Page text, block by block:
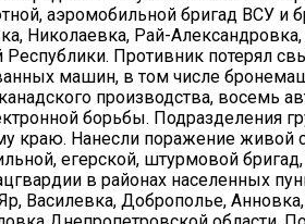
аэромобильной бригад ВСУ и
Николаевка, Рай-
Республики. Противник потерял
машин, в том числе
производства, восемь
борьбы. Подразделения
краю. Нанесли поражение живой
егерской, штурмовой
в районах населенных
Василевка, Доброполье,